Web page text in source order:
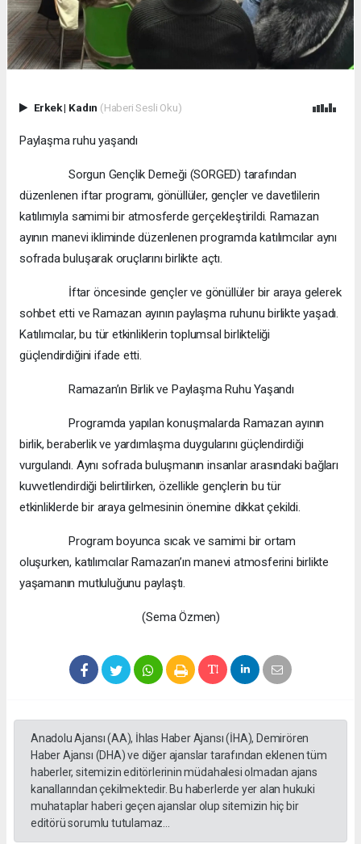
Erkek| Kadın (Haberi Sesli Oku)
Paylaşma ruhu yaşandı
Sorgun Gençlik Derneği (SORGED) tarafından
düzenlenen iftar programı, gönüllüler, gençler ve davetlilerin
katılımıyla samimi bir atmosferde gerçekleştirildi. Ramazan
ayının manevi ikliminde düzenlenen programda katılımcılar aynı
sofrada buluşarak oruçlarını birlikte açtı.
İftar öncesinde gençler ve gönüllüler bir araya gelerek
sohbet etti ve Ramazan ayının paylaşma ruhunu birlikte yaşadı.
Katılımcılar, bu tür etkinliklerin toplumsal birlikteliği
güçlendirdiğini ifade etti.
Ramazan’ın Birlik ve Paylaşma Ruhu Yaşandı
Programda yapılan konuşmalarda Ramazan ayının
birlik, beraberlik ve yardımlaşma duygularını güçlendirdiği
vurgulandı. Aynı sofrada buluşmanın insanlar arasındaki bağları
kuvvetlendirdiği belirtilirken, özellikle gençlerin bu tür
etkinliklerde bir araya gelmesinin önemine dikkat çekildi.
Program boyunca sıcak ve samimi bir ortam
oluşurken, katılımcılar Ramazan’ın manevi atmosferini birlikte
yaşamanın mutluluğunu paylaştı.
(Sema Özmen)
Anadolu Ajansı (AA), İhlas Haber Ajansı (İHA), Demirören
Haber Ajansı (DHA) ve diğer ajanslar tarafından eklenen tüm
haberler, sitemizin editörlerinin müdahalesi olmadan ajans
kanallarından çekilmektedir. Bu haberlerde yer alan hukuki
muhataplar haberi geçen ajanslar olup sitemizin hiç bir
editörü sorumlu tutulamaz...